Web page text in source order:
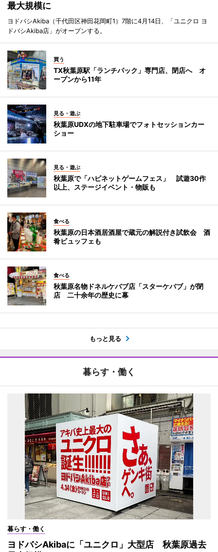
最大規模に
ヨドバシAkiba（千代田区神田花岡町1）7階に4月14日、「ユニクロ ヨ
ドバシAkiba店」がオープンする。
買う
TX秋葉原駅「ランチパック」専門店、閉店へ オ
ープンから11年
見る・遊ぶ
秋葉原UDXの地下駐車場でフォトセッションカー
ショー
見る・遊ぶ
秋葉原で「ハピネットゲームフェス」 試遊30作
以上、ステージイベント・物販も
食べる
秋葉原の日本酒居酒屋で蔵元の解説付き試飲会 酒
肴ビュッフェも
食べる
秋葉原名物ドネルケバブ店「スターケバブ」が閉
店 二十余年の歴史に幕
もっと見る
暮らす・働く
暮らす・働く
ヨドバシAkibaに「ユニクロ」大型店 秋葉原過去